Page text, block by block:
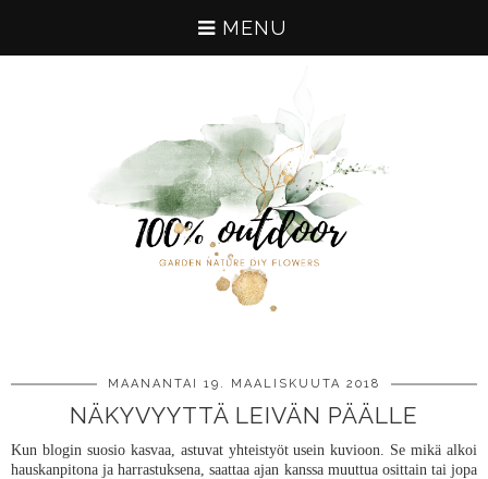
MENU
MAANANTAI 19. MAALISKUUTA 2018
NÄKYVYYTTÄ LEIVÄN PÄÄLLE
Kun blogin suosio kasvaa, astuvat yhteistyöt usein kuvioon. Se mikä alkoi
hauskanpitona ja harrastuksena, saattaa ajan kanssa muuttua osittain tai jopa